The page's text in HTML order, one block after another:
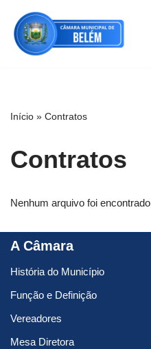
Pular
para
Início » Contratos
Contratos
Nenhum arquivo foi encontrado
A Câmara
História do Município
Função e Definição
Vereadores
Mesa Diretora